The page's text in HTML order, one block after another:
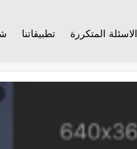
الاسئلة المتكررة تطبيقاتنا